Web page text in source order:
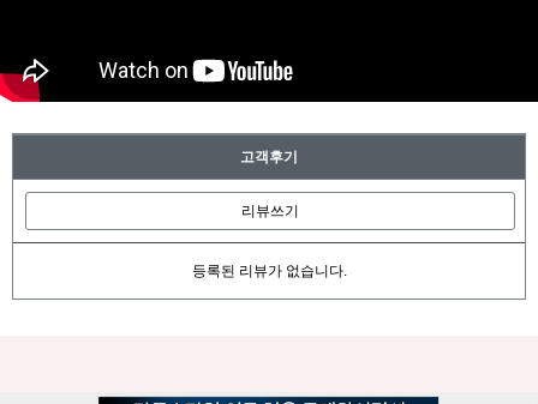
고객후기
리뷰쓰기
등록된 리뷰가 없습니다.